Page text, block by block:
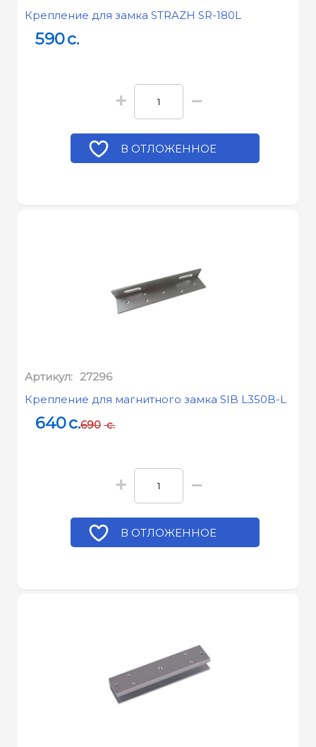
Крепление для замка STRAZH SR-180L
590c.
+ −
В ОТЛОЖЕННОЕ
Артикул: 27296
Крепление для магнитного замка SIB L350B-L
640c.690 c.
+ −
В ОТЛОЖЕННОЕ